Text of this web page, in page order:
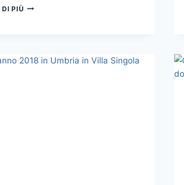
DI PIÙ CAPODANNO
UMBRIA